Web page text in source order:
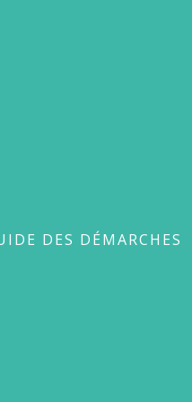
DES DÉMARCHES